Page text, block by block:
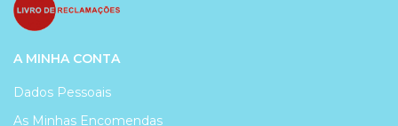
A MINHA CONTA
Dados Pessoais
As Minhas Encomendas